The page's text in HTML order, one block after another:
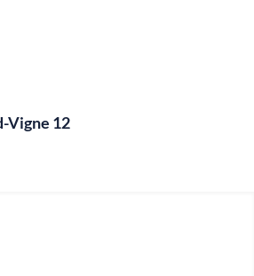
Vigne 12